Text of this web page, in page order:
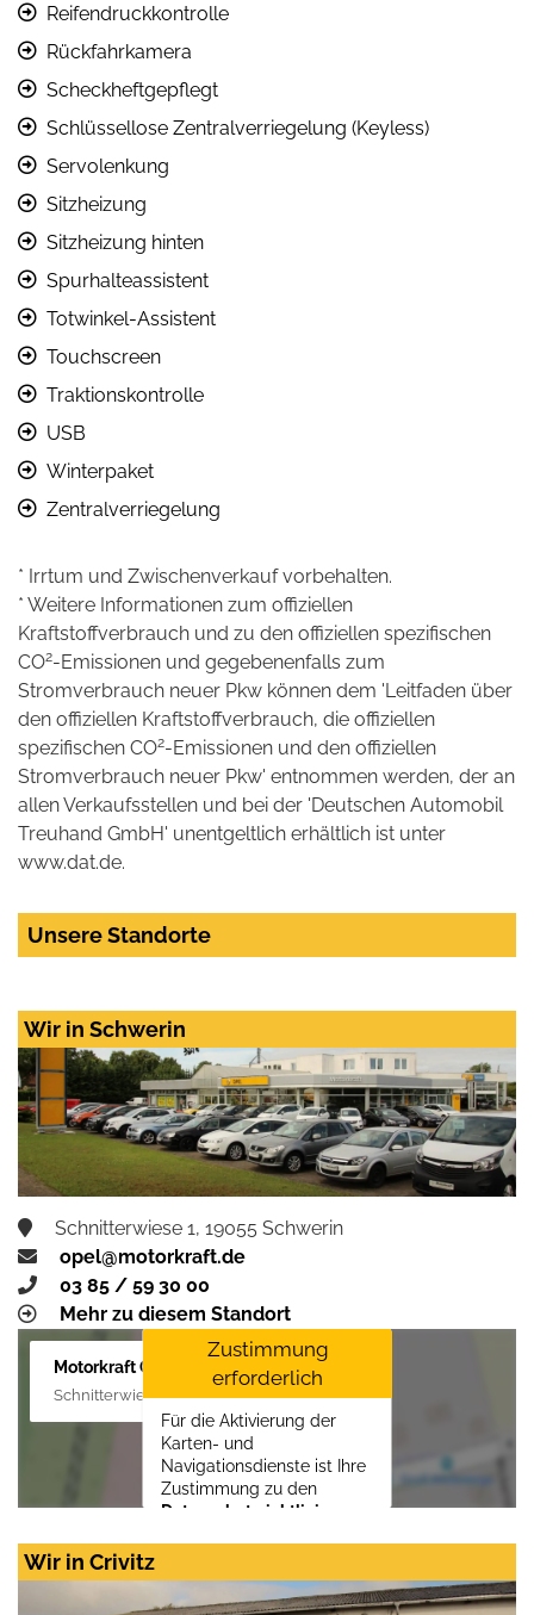
Reifendruckkontrolle
Rückfahrkamera
Scheckheftgepflegt
Schlüssellose Zentralverriegelung (Keyless)
Servolenkung
Sitzheizung
Sitzheizung hinten
Spurhalteassistent
Totwinkel-Assistent
Touchscreen
Traktionskontrolle
USB
Winterpaket
Zentralverriegelung
* Irrtum und Zwischenverkauf vorbehalten.
* Weitere Informationen zum offiziellen
Kraftstoffverbrauch und zu den offiziellen spezifischen
CO2-Emissionen und gegebenenfalls zum
Stromverbrauch neuer Pkw können dem 'Leitfaden über
den offiziellen Kraftstoffverbrauch, die offiziellen
spezifischen CO2-Emissionen und den offiziellen
Stromverbrauch neuer Pkw' entnommen werden, der an
allen Verkaufsstellen und bei der 'Deutschen Automobil
Treuhand GmbH' unentgeltlich erhältlich ist unter
www.dat.de.
Unsere Standorte
Wir in Schwerin
Schnitterwiese 1, 19055 Schwerin
opel@motorkraft.de
03 85 / 59 30 00
Mehr zu diesem Standort
Motorkraft GmbH
Schnitterwiese 1, 19055 Schwerin
Zustimmung
erforderlich
Für die Aktivierung der
Karten- und
Navigationsdienste ist Ihre
Zustimmung zu den
Datenschutzrichtlinien
Zustimmen und
Wir in Crivitz